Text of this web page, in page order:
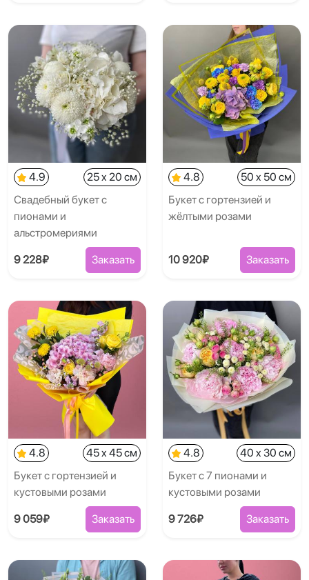
4.9
25 x 20 см
Свадебный букет с
пионами и
альстромериями
9 228₽ Заказать
4.8
50 x 50 см
Букет с гортензией и
жёлтыми розами
10 920₽ Заказать
4.8
45 x 45 см
Букет с гортензией и
кустовыми розами
9 059₽ Заказать
4.8
40 x 30 см
Букет с 7 пионами и
кустовыми розами
9 726₽ Заказать